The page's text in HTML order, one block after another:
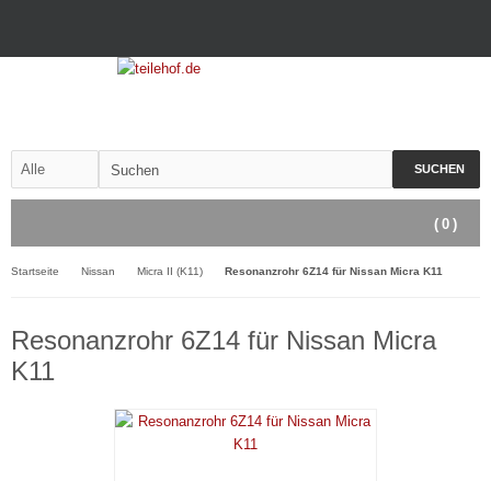
SUCHEN
( 0 )
Startseite Nissan Micra II (K11) Resonanzrohr 6Z14 für Nissan Micra K11
Resonanzrohr 6Z14 für Nissan Micra
K11